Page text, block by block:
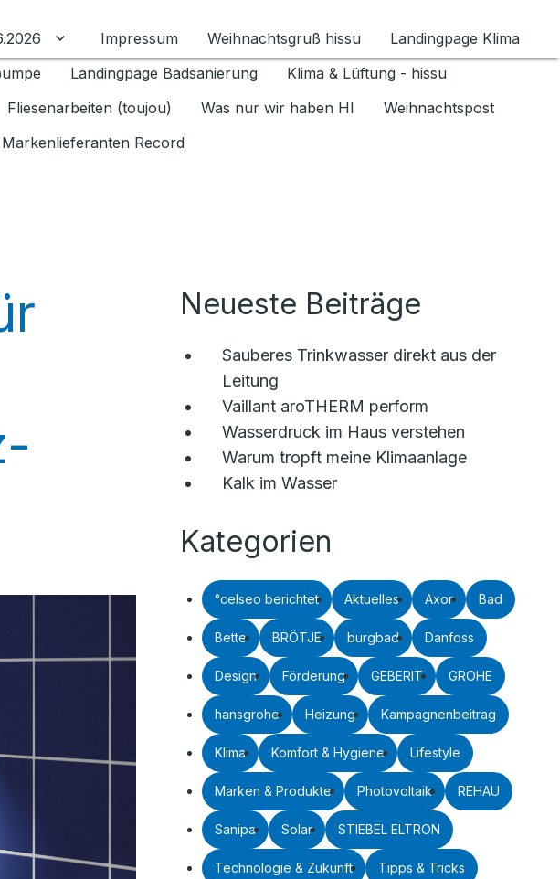
umschalten
Untermenü für Datenschutz 1.6.2026 umschalten
Impressum Weihnachtsgruß hissu
Landingpage Klima
Landingpage Badsanierung
Klima & Lüftung - hissu
Fliesenarbeiten (toujou) Was nur wir haben HI
Weihnachtspost
Markenlieferanten Record
Neueste Beiträge
Sauberes Trinkwasser direkt aus der
Leitung
Vaillant aroTHERM perform
Wasserdruck im Haus verstehen
Warum tropft meine Klimaanlage
Kalk im Wasser
Kategorien
°celseo berichtet Aktuelles Axor Bad
Bette BRÖTJE burgbad Danfoss
Design Förderung GEBERIT GROHE
hansgrohe Heizung Kampagnenbeitrag
Klima Komfort & Hygiene Lifestyle
Marken & Produkte Photovoltaik REHAU
Sanipa Solar STIEBEL ELTRON
Technologie & Zukunft Tipps & Tricks